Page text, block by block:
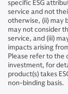
specific ESG
service and not
otherwise, (ii) may
may not consider
service, and (iii)
impacts arising
Please refer to the
investment, for
product(s) takes
non-binding basis.